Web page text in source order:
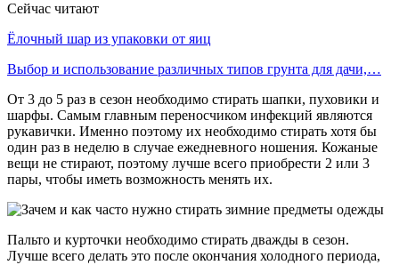
Сейчас читают
Ёлочный шар из упаковки от яиц
Выбор и использование различных типов грунта для дачи,…
От 3 до 5 раз в сезон необходимо стирать шапки, пуховики и
шарфы. Самым главным переносчиком инфекций являются
рукавички. Именно поэтому их необходимо стирать хотя бы
один раз в неделю в случае ежедневного ношения. Кожаные
вещи не стирают, поэтому лучше всего приобрести 2 или 3
пары, чтобы иметь возможность менять их.
Пальто и курточки необходимо стирать дважды в сезон.
Лучше всего делать это после окончания холодного периода,